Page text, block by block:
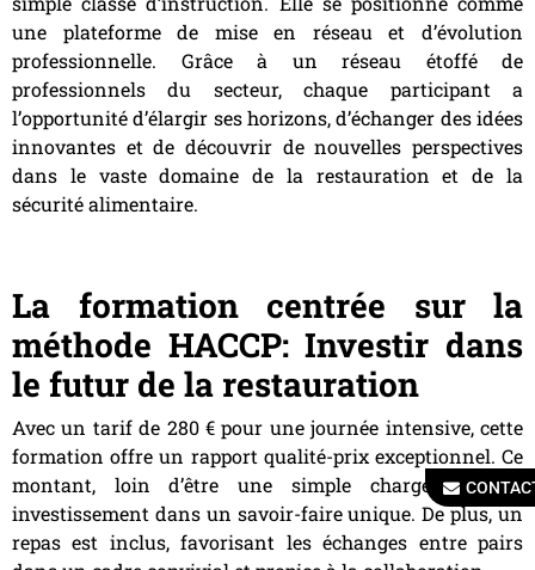
une plateforme de mise en réseau et d’évolution
professionnelle. Grâce à un réseau étoffé de
professionnels du secteur, chaque participant a
l’opportunité d’élargir ses horizons, d’échanger des idées
innovantes et de découvrir de nouvelles perspectives
dans le vaste domaine de la restauration et de la
sécurité alimentaire.
La formation centrée sur la
méthode HACCP: Investir dans
le futur de la restauration
Avec un tarif de 280 € pour une journée intensive, cette
formation offre un rapport qualité-prix exceptionnel. Ce
montant, loin d’être une simple charge, est un
investissement dans un savoir-faire unique. De plus, un
repas est inclus, favorisant les échanges entre pairs